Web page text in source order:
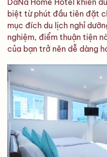
biệt từ phút đầu tiên đặt
mục đích du lịch nghỉ
nghiệm, điểm thuận tiện
của bạn trở nên dễ dàng